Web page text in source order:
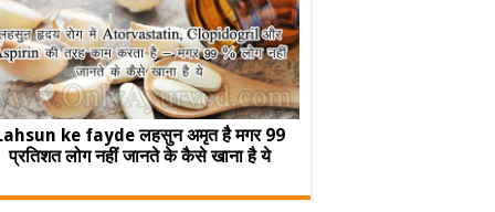
ke fayde लहसुन अमृत है मगर 99
प्रतिशत लोग नहीं जानते के कैसे खाना है ये